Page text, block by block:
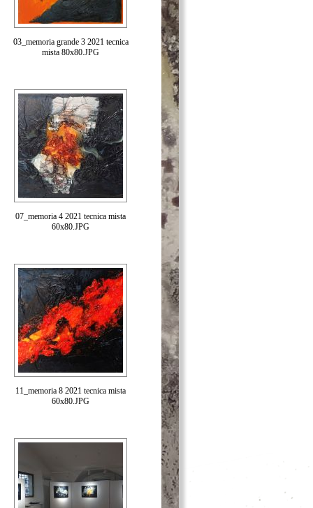
03_memoria grande 3 2021 tecnica
mista 80x80.JPG
07_memoria 4 2021 tecnica mista
60x80.JPG
11_memoria 8 2021 tecnica mista
60x80.JPG